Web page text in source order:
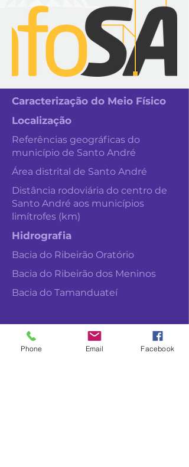
Caracterização do Meio Físico
Localização
Referências geográficas do
município de Santo André
Área distrital de Santo André
Distância rodoviária do centro de
Santo André aos municípios
limítrofes (km)
Hidrografia
Bacia do Ribeirão Oratório
Bacia do Ribeirão dos Meninos
Bacia do Tamanduateí
Phone Email Facebook